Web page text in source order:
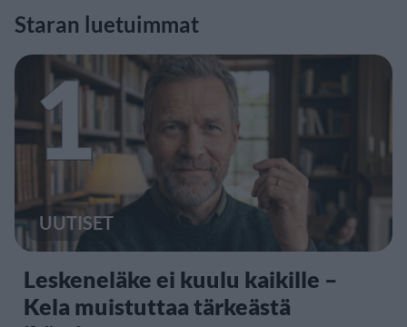
Staran luetuimmat
1
UUTISET
Leskeneläke ei kuulu kaikille –
Kela muistuttaa tärkeästä